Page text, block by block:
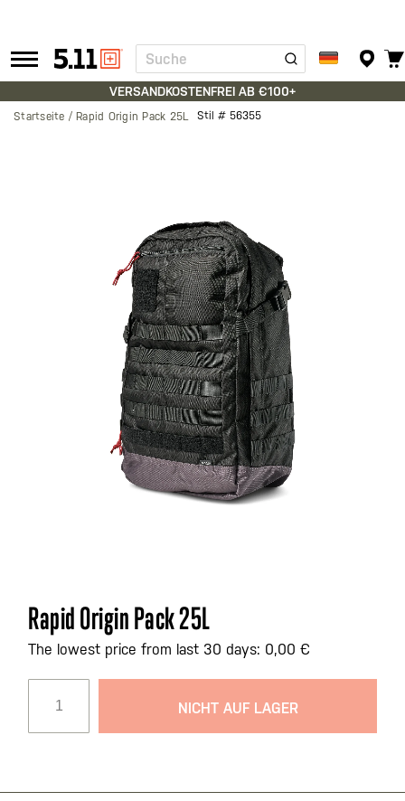
Tactical
Gear
Suche
VERSANDKOSTENFREI AB €100+
Startseite Rapid Origin Pack 25L Stil # 56355
Zum
Anfang
der
Rapid Origin Pack 25L
The lowest price from last 30 days: 0,00 €
NICHT AUF LAGER